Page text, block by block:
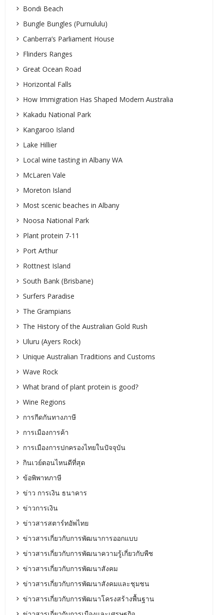
Bondi Beach
Bungle Bungles (Purnululu)
Canberra’s Parliament House
Flinders Ranges
Great Ocean Road
Horizontal Falls
How Immigration Has Shaped Modern Australia
Kakadu National Park
Kangaroo Island
Lake Hillier
Local wine tasting in Albany WA
McLaren Vale
Moreton Island
Most scenic beaches in Albany
Noosa National Park
Plant protein 7-11
Port Arthur
Rottnest Island
South Bank (Brisbane)
Surfers Paradise
The Grampians
The History of the Australian Gold Rush
Uluru (Ayers Rock)
Unique Australian Traditions and Customs
Wave Rock
What brand of plant protein is good?
Wine Regions
การกีดกันทางภาษี
การเมืองการค้า
การเมืองการปกครองไทยในปัจจุบัน
กินเวย์ตอนไหนดีที่สุด
ข้อพิพาทภาษี
ข่าว การเงิน ธนาคาร
ข่าวการเงิน
ข่าวสารสตาร์ทอัพไทย
ข่าวสารเกี่ยวกับการพัฒนาการออกแบบ
ข่าวสารเกี่ยวกับการพัฒนาความรู้เกี่ยวกับพืช
ข่าวสารเกี่ยวกับการพัฒนาสังคม
ข่าวสารเกี่ยวกับการพัฒนาสังคมและชุมชน
ข่าวสารเกี่ยวกับการพัฒนาโครงสร้างพื้นฐาน